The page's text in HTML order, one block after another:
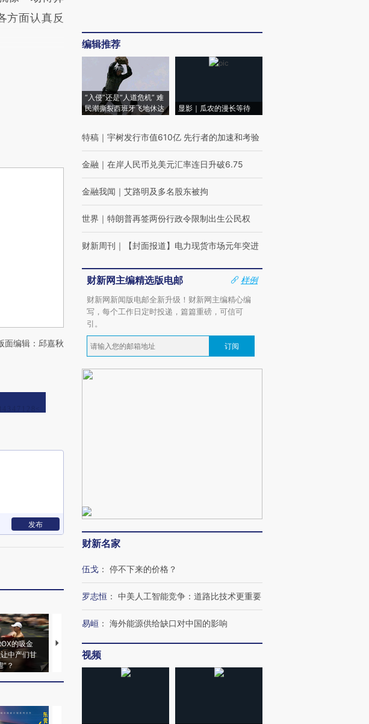
方面认真反
面编辑：邱嘉秋
发布
的吸金
中产们甘
”？
马航飞行员跨国走私7万
粒摇头丸 尿检体内含3种
视线｜被称为“蟑螂”的印
育部长拱下台
视线｜“入侵”还是“人道危
飞地休达
编辑推荐
“入侵”还是“人道危机” 难
民潮撕裂西班牙飞地休达
显影｜瓜农的漫长等待
特稿 ｜ 宇树发行市值610亿 先行者的加速和考验
金融 ｜ 在岸人民币兑美元汇率连日升破6.75
金融我闻 ｜ 艾路明及多名股东被拘
世界 ｜ 特朗普再签两份行政令限制出生公民权
财新周刊 ｜ 【封面报道】电力现货市场元年突进
财新网主编精选版电邮
样例
财新网新闻版电邮全新升级！财新网主编精心编
写，每个工作日定时投递，篇篇重磅，可信可
引。
订阅
财新名家
伍戈 ： 停不下来的价格？
罗志恒 ： 中美人工智能竞争：道路比技术更重要
易峘 ： 海外能源供给缺口对中国的影响
视频